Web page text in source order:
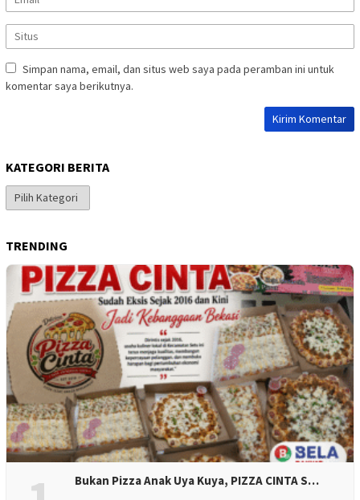
Simpan nama, email, dan situs web saya pada peramban ini untuk
komentar saya berikutnya.
KATEGORI BERITA
Kategori
Berita
TRENDING
Bukan Pizza Anak Uya Kuya, PIZZA CINTA S…